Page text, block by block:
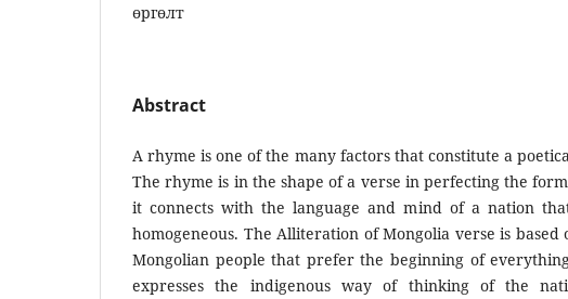
өргөлт
Abstract
A rhyme is one of the many factors that constitute a
The rhyme is in the shape of a verse in perfecting the
it connects with the language and mind of a nation
homogeneous. The Alliteration of Mongolia verse is based
Mongolian people that prefer the beginning of
expresses the indigenous way of thinking of the